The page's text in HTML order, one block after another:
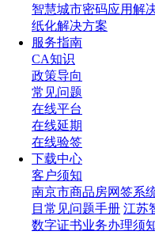
智慧城市密码应用解
纸化解决方案
服务指南
CA知识
政策导向
常见问题
在线平台
在线延期
在线验签
下载中心
客户须知
南京市商品房网签系
目常见问题手册 江苏
数字证书业务办理须